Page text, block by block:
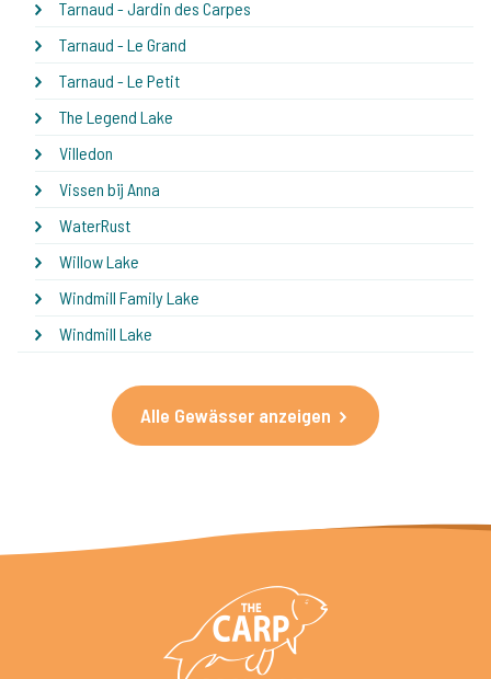
Tarnaud - Jardin des Carpes
Tarnaud - Le Grand
Tarnaud - Le Petit
The Legend Lake
Villedon
Vissen bij Anna
WaterRust
Willow Lake
Windmill Family Lake
Windmill Lake
Alle Gewässer anzeigen